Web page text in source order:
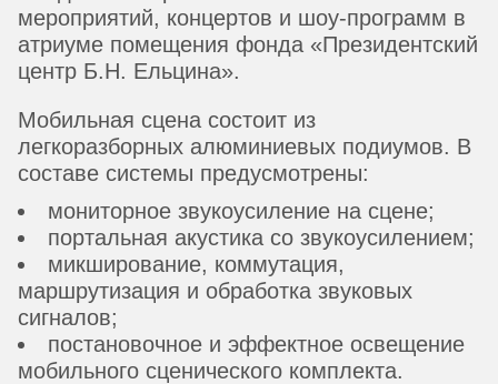
мероприятий, концертов и шоу-программ в
атриуме помещения фонда «Президентский
центр Б.Н. Ельцина».
Мобильная сцена состоит из
легкоразборных алюминиевых подиумов. В
составе системы предусмотрены:
мониторное звукоусиление на сцене;
портальная акустика со звукоусилением;
микширование, коммутация,
маршрутизация и обработка звуковых
сигналов;
постановочное и эффектное освещение
мобильного сценического комплекта.